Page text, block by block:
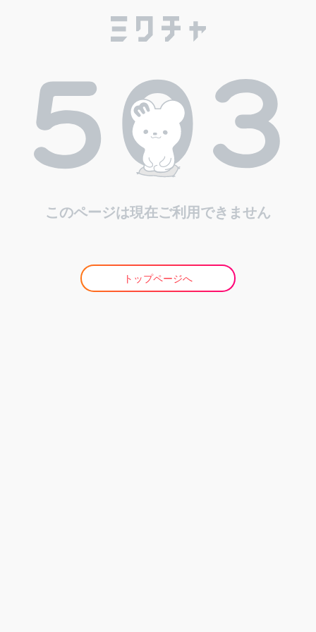
このページは現在ご利用できません